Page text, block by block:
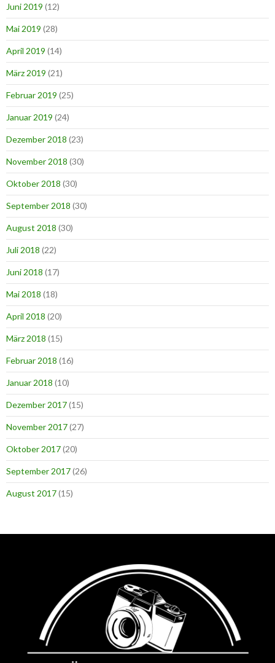
Juni 2019 (12)
Mai 2019 (28)
April 2019 (14)
März 2019 (21)
Februar 2019 (25)
Januar 2019 (24)
Dezember 2018 (23)
November 2018 (30)
Oktober 2018 (30)
September 2018 (30)
August 2018 (30)
Juli 2018 (22)
Juni 2018 (17)
Mai 2018 (18)
April 2018 (20)
März 2018 (15)
Februar 2018 (16)
Januar 2018 (10)
Dezember 2017(15)
November 2017(27)
Oktober 2017(20)
September 2017(26)
August 2017(15)